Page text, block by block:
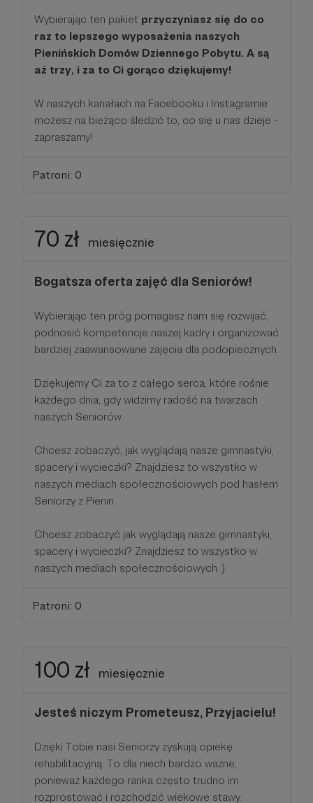
Wybierając ten pakiet przyczyniasz się do co
raz to lepszego wyposażenia naszych
Pienińskich Domów Dziennego Pobytu. A są
aż trzy, i za to Ci gorąco dziękujemy!
W naszych kanałach na Facebooku i Instagramie
możesz na bieżąco śledzić to, co się u nas dzieje -
zapraszamy!
Patroni: 0
70 zł miesięcznie
Bogatsza oferta zajęć dla Seniorów!
Wybierając ten próg pomagasz nam się rozwijać,
podnosić kompetencje naszej kadry i organizować
bardziej zaawansowane zajęcia dla podopiecznych.
Dziękujemy Ci za to z całego serca, które rośnie
każdego dnia, gdy widzimy radość na twarzach
naszych Seniorów.
Chcesz zobaczyć, jak wyglądają nasze gimnastyki,
spacery i wycieczki? Znajdziesz to wszystko w
naszych mediach społecznościowych pod hasłem
Seniorzy z Pienin.
Chcesz zobaczyć jak wyglądają nasze gimnastyki,
spacery i wycieczki? Znajdziesz to wszystko w
naszych mediach społecznościowych :)
Patroni: 0
100 zł miesięcznie
Jesteś niczym Prometeusz, Przyjacielu!
Dzięki Tobie nasi Seniorzy zyskują opiekę
rehabilitacyjną. To dla niech bardzo ważne,
ponieważ każdego ranka często trudno im
rozprostować i rozchodzić wiekowe stawy.